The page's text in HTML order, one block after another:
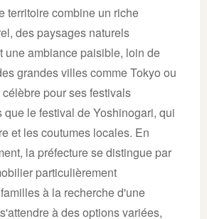
territoire combine un riche
des paysages naturels
une ambiance paisible, loin de
grandes villes comme Tokyo ou
pour ses festivals
que le festival de Yoshinogari, qui
et les coutumes locales. En
la préfecture se distingue par
particulièrement
à la recherche d'une
à des options variées,